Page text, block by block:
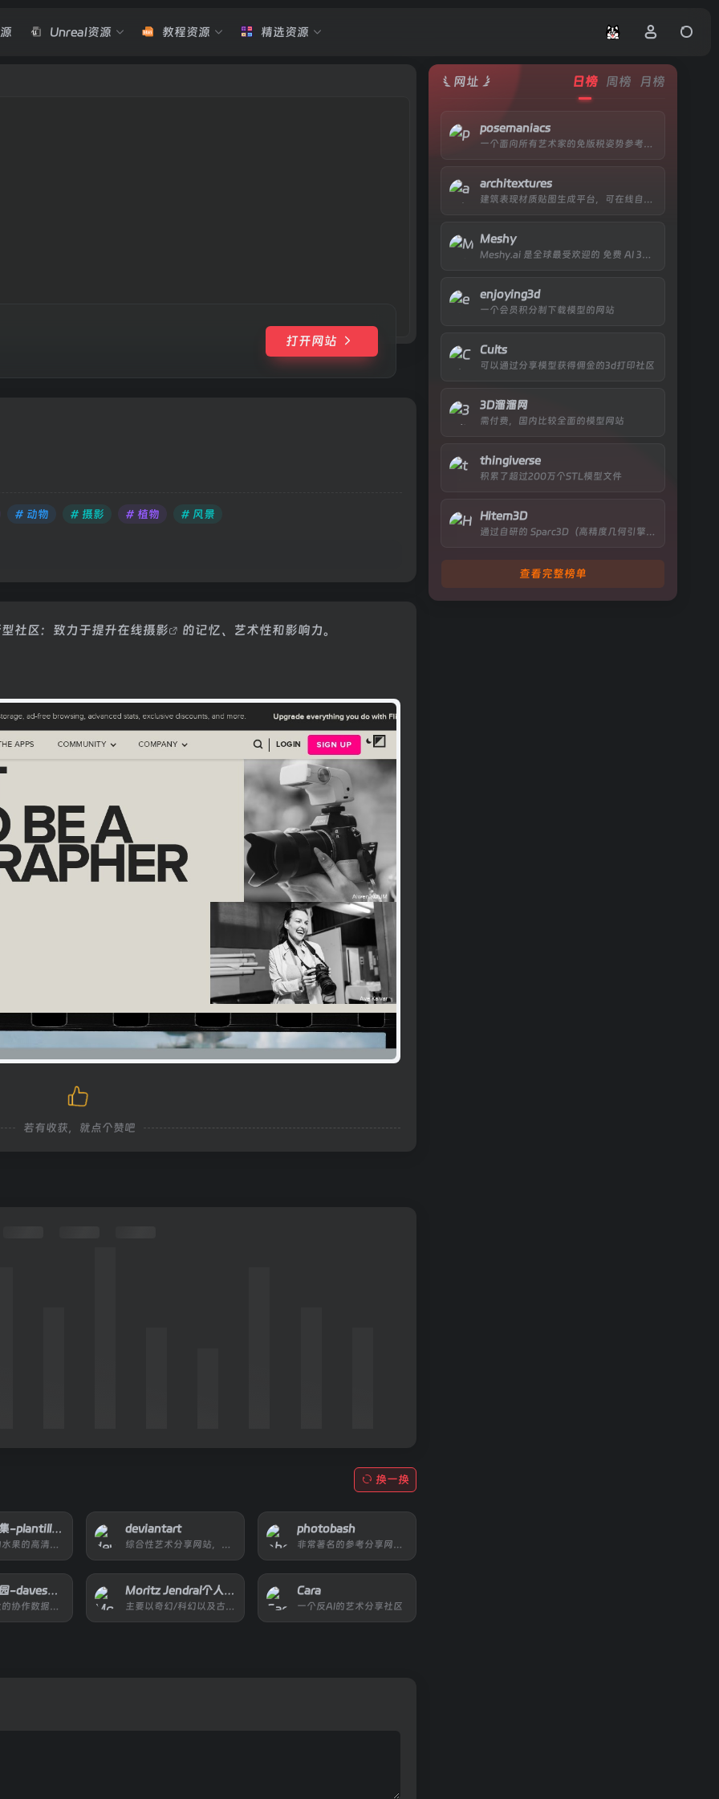
Unreal资源 教程资源 精选资源
打开网站
# 动物 # 摄影 # 植物 # 风景
社区：致力于提升在线摄影 的记忆、艺术性和影响力。
若有收获，就点个赞吧
换一换
植物插画集-plantillustrations
上万种植物水果的高清插画图
deviantart
综合性艺术分享网站，任何人都可以上传作品的地方
photobash
非常著名的参考分享网站，有非常多的适合艺术家的照片合集
戴夫的花园-davesgarden
世界上最大的协作数据库，拥有超过 20 万份关于植物、昆虫和鸟类的文件
Moritz Jendral个人摄影集
主要以奇幻/科幻以及古代人物摄影为主，Moritz Jendral摄影作品集
Cara
一个反AI的艺术分享社区
网址 日榜 周榜 月榜
posemaniacs
一个面向所有艺术家的免版税姿势参考网站
architextures
建筑表现材质贴图生成平台，可在线自定义贴图纹理大小
Meshy
Meshy.ai 是全球最受欢迎的 免费 AI 3D 模型生成器 之一，核心定位是 “让 3D 创作全民可及”
enjoying3d
一个会员积分制下载模型的网站
Cults
可以通过分享模型获得佣金的3d打印社区
3D溜溜网
需付费，国内比较全面的模型网站
thingiverse
积累了超过200万个STL模型文件
Hitem3D
通过自研的 Sparc3D（高精度几何引擎） 与 Ultra3D（超高效流水线引擎） 双技术架构，实现 “从单张 / 多张 2D 图像，快速生成 studio 级、可直接商用的 3D 资产”
查看完整榜单